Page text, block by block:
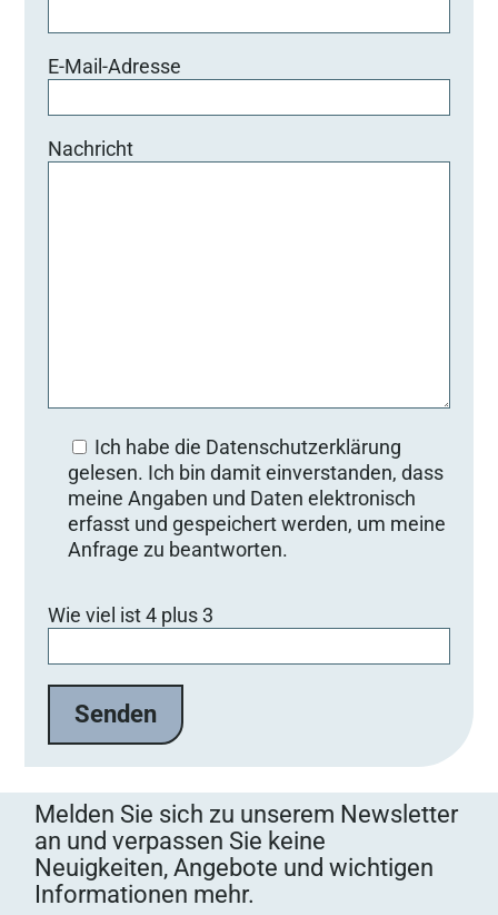
E-Mail-Adresse
Nachricht
Ich habe die Datenschutzerklärung
gelesen. Ich bin damit einverstanden, dass
meine Angaben und Daten elektronisch
erfasst und gespeichert werden, um meine
Anfrage zu beantworten.
Wie viel ist 4 plus 3
Melden Sie sich zu unserem Newsletter
an und verpassen Sie keine
Neuigkeiten, Angebote und wichtigen
Informationen mehr.